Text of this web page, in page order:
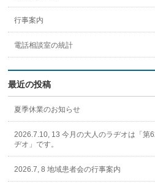
行事案内
電話相談室の統計
最近の投稿
夏季休業のお知らせ
2026.7.10, 13 今月の大人のラヂオは「第
ヂオ」です。
2026.7, 8 地域患者会の行事案内